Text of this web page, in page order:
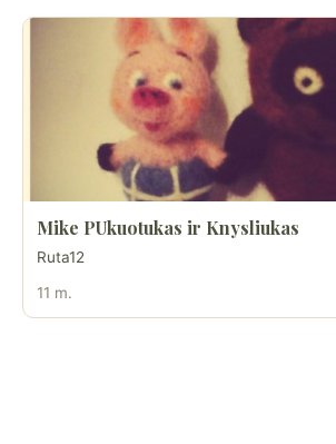
Mike PUkuotukas ir Knysliukas
Ruta12
11 m.